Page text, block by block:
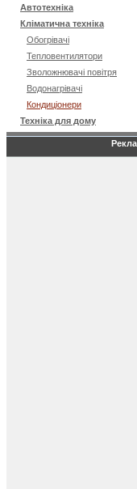
Автотехніка
Кліматична техніка
Обогрівачі
Тепловентилятори
Зволожнювачі повітря
Водонагрівачі
Кондиціонери
Техніка для дому